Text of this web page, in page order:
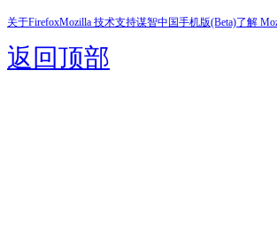
关于FirefoxMozilla 技术支持谋智中国手机版(Beta)了解
返回顶部